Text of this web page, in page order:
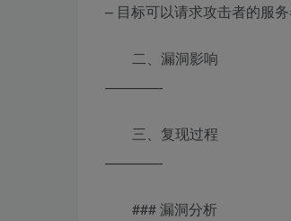
– 目标可以请求攻击者的服务
二、漏洞影响
————
三、复现过程
————
### 漏洞分析